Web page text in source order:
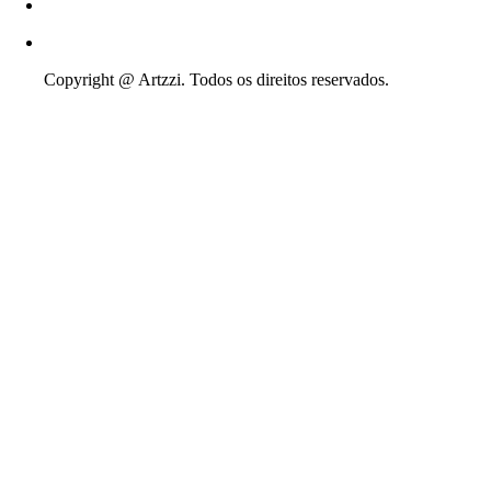
Copyright @ Artzzi. Todos os direitos reservados.